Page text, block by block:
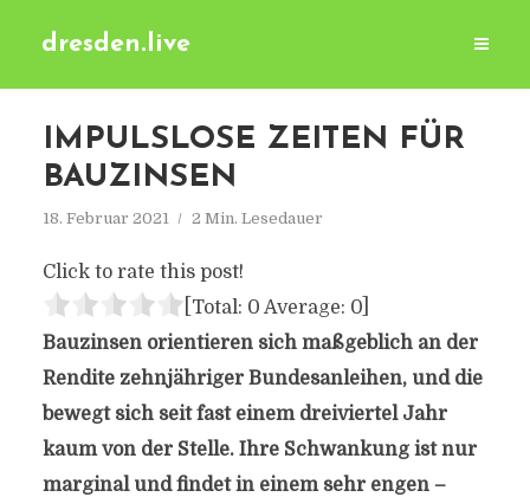
dresden.live
IMPULSLOSE ZEITEN FÜR
BAUZINSEN
18. Februar 2021 2 Min. Lesedauer
Click to rate this post!
[Total: 0 Average: 0]
Bauzinsen orientieren sich maßgeblich an der
Rendite zehnjähriger Bundesanleihen, und die
bewegt sich seit fast einem dreiviertel Jahr
kaum von der Stelle. Ihre Schwankung ist nur
marginal und findet in einem sehr engen –